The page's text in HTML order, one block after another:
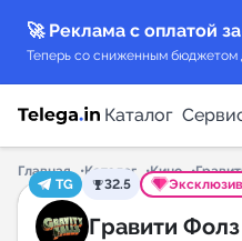
🚀 Реклама с оплатой
Теперь со сниженным бюджетом
Каталог
Каталог каналов
Главная Каталог Кино
TG
32.5
Гравити Фолз